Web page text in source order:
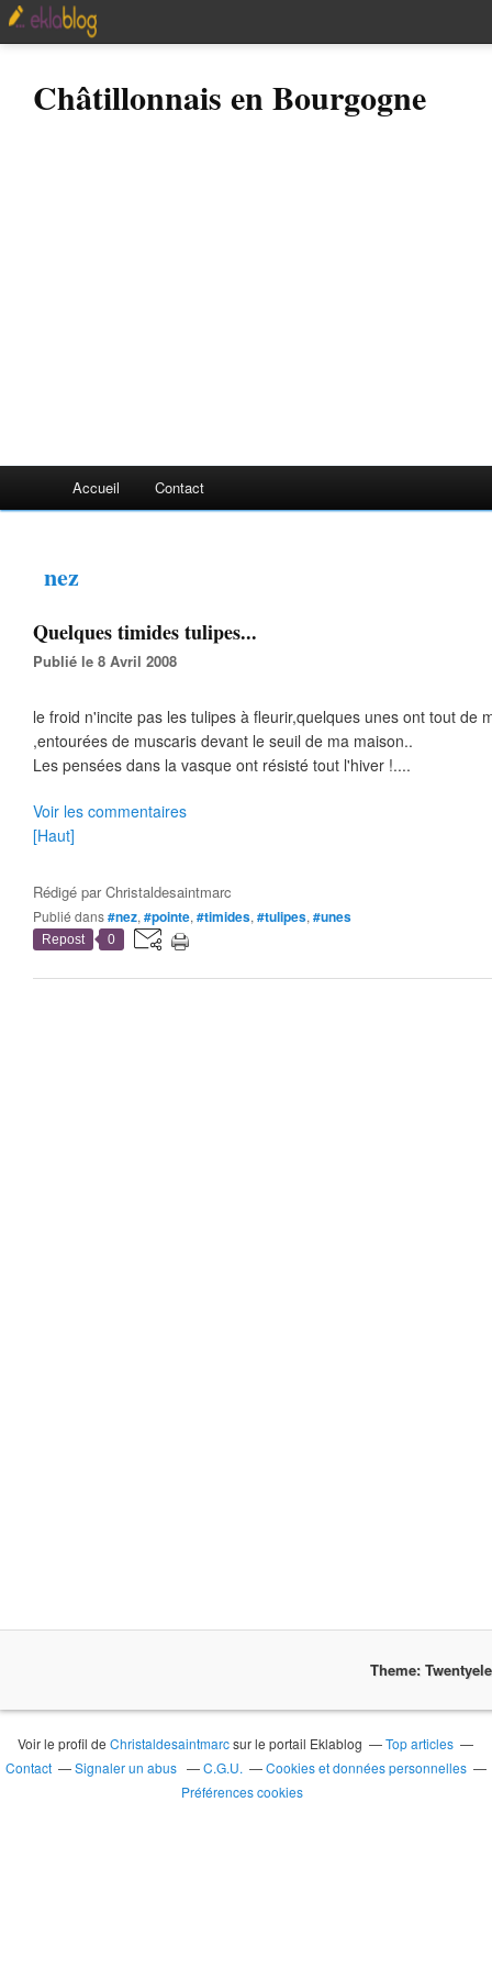
Châtillonnais en Bourgogne
Accueil Contact
nez
Quelques timides tulipes...
Publié le 8 Avril 2008
le froid n'incite pas les tulipes à fleurir,quelques unes ont tout de
,entourées de muscaris devant le seuil de ma maison..
Les pensées dans la vasque ont résisté tout l'hiver !....
Voir les commentaires
[Haut]
Rédigé parChristaldesaintmarc
Publié dans#nez, #pointe, #timides, #tulipes, #unes
Repost 0
Theme:
Voir le profil deChristaldesaintmarcsur le portail Eklablog
Top articles
Contact
Signaler un abus C.G.U.
Cookies et données personnelles
Préférences cookies